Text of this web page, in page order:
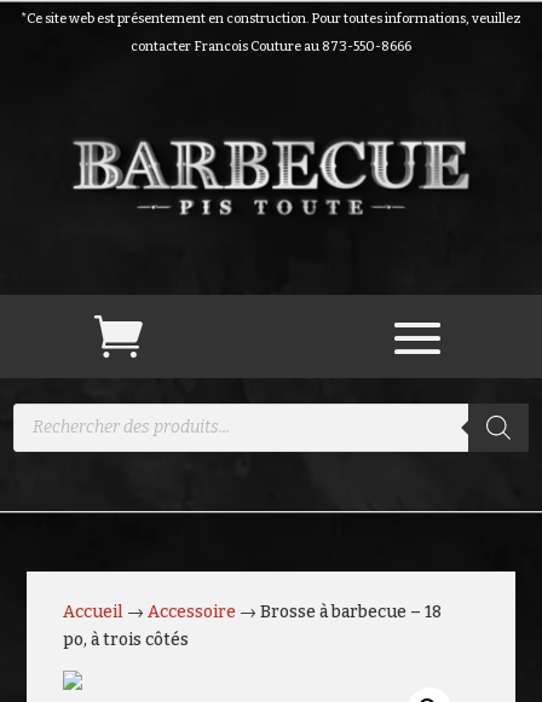
*Ce site web est présentement en construction. Pour toutes informations, veuillez
contacter Francois Couture au 873-550-8666
Recherche
Accueil →Accessoire → Brosse à barbecue – 18
po, à trois côtés